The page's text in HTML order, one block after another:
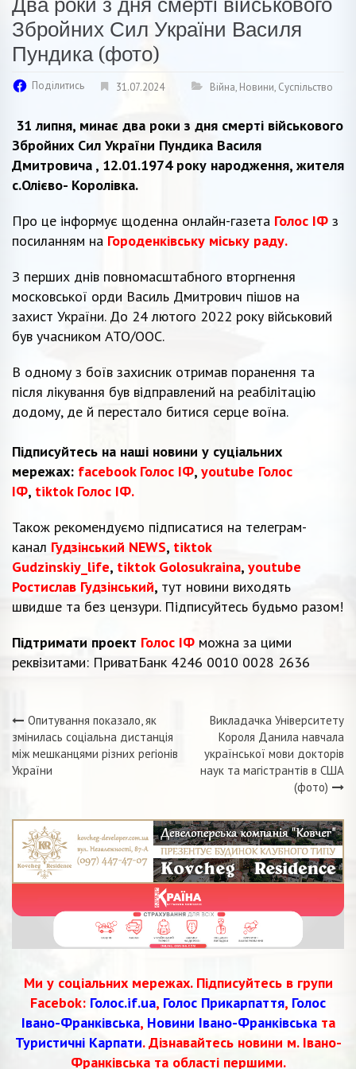
Збройних Сил України Василя
Пундика (фото)
Поділитись 31.07.2024 Війна, Новини, Суспільство
31 липня, минає два роки з дня смерті військового
Збройних Сил України Пундика Василя
Дмитровича , 12.01.1974 року народження, жителя
с.Олієво- Королівка.
Про це інформує щоденна онлайн-газета Голос ІФ з
посиланням на Городенківську міську раду.
З перших днів повномасштабного вторгнення
московської орди Василь Дмитрович пішов на
захист України. До 24 лютого 2022 року військовий
був учасником АТО/ООС.
В одному з боїв захисник отримав поранення та
після лікування був відправлений на реабілітацію
додому, де й перестало битися серце воїна.
Підписуйтесь на наші новини у суціальних
мережах: facebook Голос ІФ, youtube Голос
ІФ, tiktok Голос ІФ.
Також рекомендуємо підписатися на телеграм-
канал Гудзінський NEWS, tiktok
Gudzinskiy_life, tiktok Golosukraina, youtube
Ростислав Гудзінський, тут новини виходять
швидше та без цензури. Підписуйтесь будьмо разом!
Підтримати проект Голос ІФ можна за цими
реквізитами: ПриватБанк 4246 0010 0028 2636
Навігація
записів
Опитування показало, як
змінилась соціальна дистанція
між мешканцями різних регіонів
України
Викладачка Університету
Короля Данила навчала
української мови докторів
наук та магістрантів в США
(фото)
Ми у соціальних мережах. Підписуйтесь в групи
Facebok: Голос.if.ua, Голос Прикарпаття, Голос
Івано-Франківська, Новини Івано-Франківськата
Туристичні Карпати. Дізнавайтесь новини м. Івано-
Франківська та області першими.